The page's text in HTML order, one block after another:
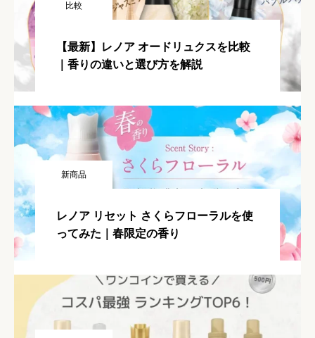
比較
【最新】レノア オードリュクスを比較
｜香りの違いと選び方を解説
新商品
レノア リセット さくらフローラルを使
ってみた｜春限定の香り